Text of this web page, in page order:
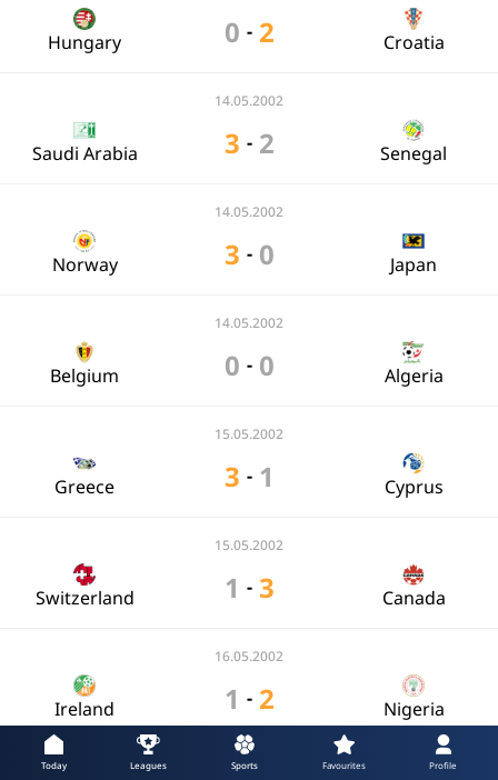
Hungary 0 - 2 Croatia
14.05.2002
Saudi Arabia 3 - 2 Senegal
14.05.2002
Norway 3 - 0 Japan
14.05.2002
Belgium 0 - 0 Algeria
15.05.2002
Greece 3 - 1 Cyprus
15.05.2002
Switzerland 1 - 3 Canada
16.05.2002
Ireland 1 - 2 Nigeria
16.05.2002
Today Leagues Sports Favourites Profile